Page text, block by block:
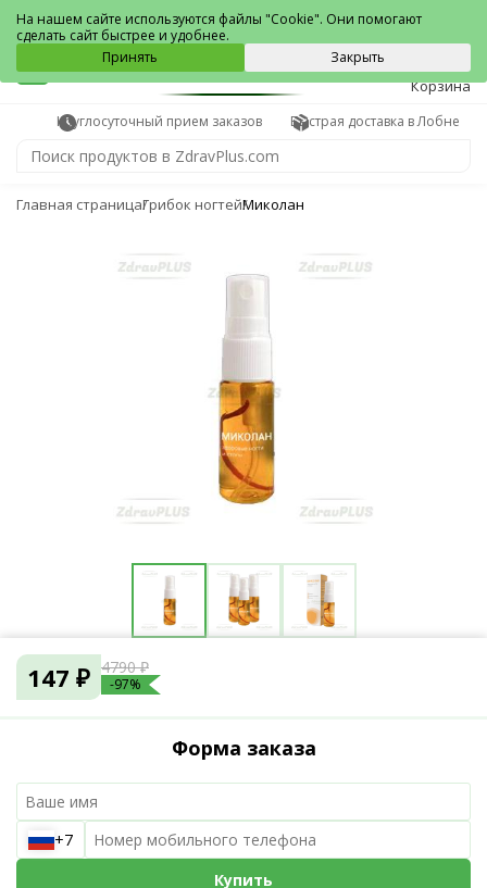
Лобня
0
Корзина
Круглосуточный прием заказов Быстрая доставка в Лобне
Главная страницаГрибок ногтейМиколан
147 ₽ 4790 ₽
-97%
Форма заказа
+7
Купить
На нашем сайте используются файлы "Cookie". Они помогают
сделать сайт быстрее и удобнее.
Принять
Закрыть